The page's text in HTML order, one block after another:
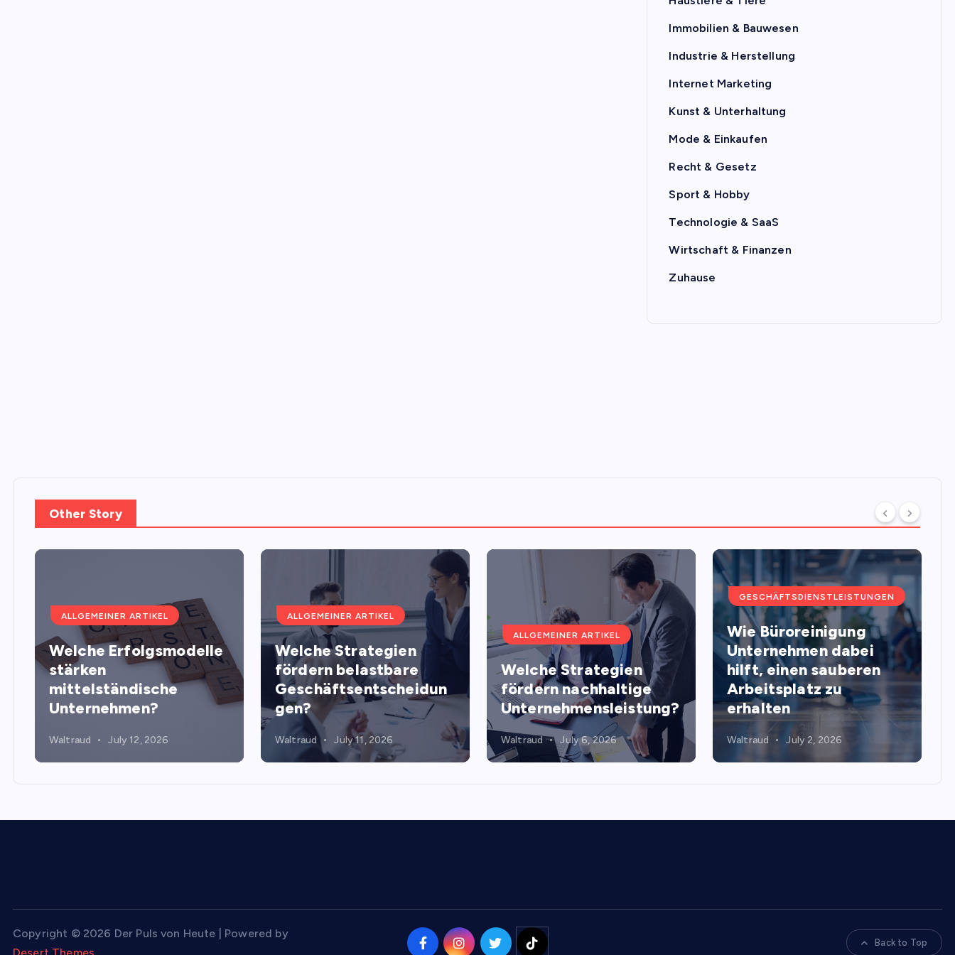
Immobilien & Bauwesen
Industrie & Herstellung
Internet Marketing
Kunst & Unterhaltung
Mode & Einkaufen
Recht & Gesetz
Sport & Hobby
Technologie & SaaS
Wirtschaft & Finanzen
Zuhause
Other Story
ALLGEMEINER ARTIKEL
Welche Erfolgsmodelle
stärken
mittelständische
Unternehmen?
Waltraud July 12, 2026
ALLGEMEINER ARTIKEL
Welche Strategien
fördern belastbare
Geschäftsentscheidun
gen?
Waltraud July 11, 2026
ALLGEMEINER ARTIKEL
Welche Strategien
fördern nachhaltige
Unternehmensleistung?
Waltraud July 6, 2026
GESCHÄFTSDIENSTLEISTUNGEN
Wie Büroreinigung
Unternehmen dabei
hilft, einen sauberen
Arbeitsplatz zu
erhalten
Waltraud July 2, 2026
Copyright © 2026 Der Puls von Heute | Powered by
Desert Themes
Back to Top